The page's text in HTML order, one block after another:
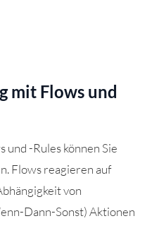
mit Flows und
-Rules können Sie
Flows reagieren auf
von
Dann-Sonst) Aktionen